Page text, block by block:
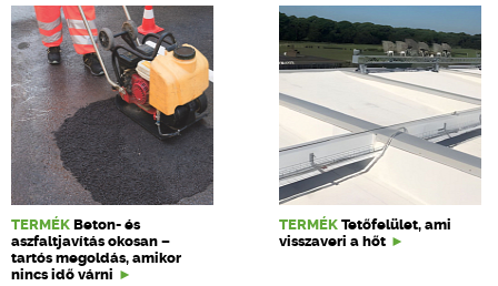
TERMÉK Beton- és
aszfaltjavítás okosan –
tartós megoldás, amikor
nincs idő várni
TERMÉK Tetőfelület, ami
visszaveri a hőt